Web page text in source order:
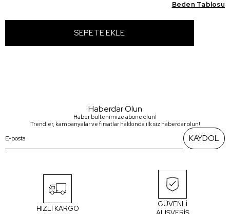
Beden Tablosu
Haberdar Olun
Haber bültenimize abone olun!
Trendler, kampanyalar ve fırsatlar hakkında ilk siz haberdar olun!
KAYDOL
HIZLI KARGO
GÜVENLİ